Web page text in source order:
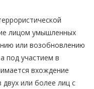
лицом умышленных
или возобновлению
под участием в
вхождение
двух или более лиц с